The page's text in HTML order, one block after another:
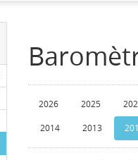
2026 2025
2014 2013